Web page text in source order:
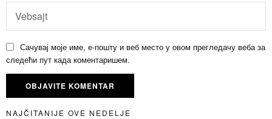
Сачувај моје име, е-пошту и веб место у овом прегледачу веба за
следећи пут када коментаришем.
NAJČITANIJE OVE NEDELJE